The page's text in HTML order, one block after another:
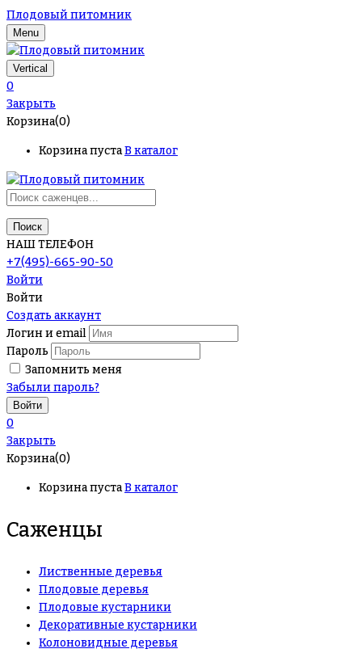
Плодовый питомник
Menu
Vertical
0
Закрыть
Корзина(0)
Корзина пустаВ каталог
Поиск
НАШ ТЕЛЕФОН
+7(495)-665-90-50
Войти
Войти
Создать аккаунт
Логин и email
Пароль
Запомнить меня
Забыли пароль?
0
Закрыть
Корзина(0)
Корзина пустаВ каталог
Саженцы
Лиственные деревья
Плодовые деревья
Плодовые кустарники
Декоративные кустарники
Колоновидные деревья